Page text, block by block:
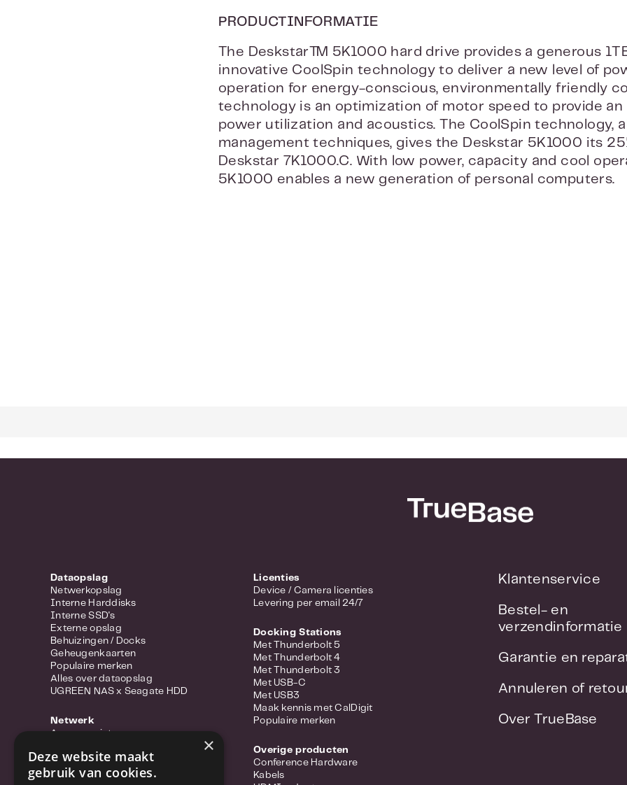
PRODUCTINFORMATIE
The Deskstar™ 5K1000 hard drive provides a generous
innovative CoolSpin technology to deliver a new level of
operation for energy-conscious, environmentally friendly
technology is an optimization of motor speed to provide an
power utilization and acoustics. The CoolSpin technology,
management techniques, gives the Deskstar 5K1000 its
Deskstar 7K1000.C. With low power, capacity and cool
5K1000 enables a new generation of personal computers.
Dataopslag
Netwerkopslag
Interne Harddisks
Interne SSD's
Externe opslag
Behuizingen / Docks
Geheugenkaarten
Populaire merken
Alles over dataopslag
UGREEN NAS x Seagate HDD
Netwerk
Access points
Power-over-ethernet
Range extenders
Licenties
Device / Camera licenties
Levering per email 24/7
Docking Stations
Met Thunderbolt 5
Met Thunderbolt 4
Met Thunderbolt 3
Met USB-C
Met USB3
Maak kennis met CalDigit
Populaire merken
Overige producten
Conference Hardware
Kabels
Klantenservice
Bestel- en
verzendinformatie
Garantie en
Annuleren of
Over TrueBase
×
Deze website maakt
gebruik van cookies.